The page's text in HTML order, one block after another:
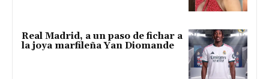
Real Madrid, a un paso de fichar a
la joya marfileña Yan Diomande